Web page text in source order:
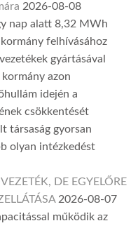
2026-08-08
nap alatt 8,32 MWh
felhívásához
gyártásával
azon
idején a
csökkentését
társaság gyorsan
olyan intézkedést
DE EGYELŐRE
2026-08-07
működik az